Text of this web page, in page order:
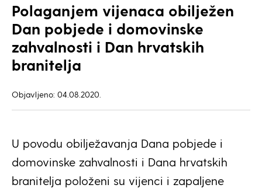
Polaganjem vijenaca obilježen
Dan pobjede i domovinske
zahvalnosti i Dan hrvatskih
branitelja
Objavljeno: 04.08.2020.
U povodu obilježavanja Dana pobjede i
domovinske zahvalnosti i Dana hrvatskih
branitelja položeni su vijenci i zapaljene